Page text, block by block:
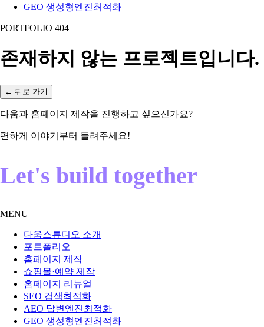
GEO 생성형엔진최적화
PORTFOLIO 404
존재하지 않는 프로젝트입니다.
← 뒤로 가기
다움과 홈페이지 제작을 진행하고 싶으신가요?
편하게 이야기부터 들려주세요!
Let's build together
MENU
다움스튜디오 소개
포트폴리오
홈페이지 제작
쇼핑몰·예약 제작
홈페이지 리뉴얼
SEO 검색최적화
AEO 답변엔진최적화
GEO 생성형엔진최적화